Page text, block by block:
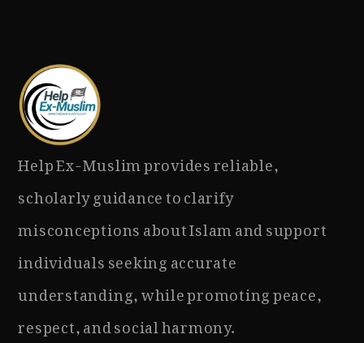
Help Ex-Muslim provides reliable,
scholarly guidance to clarify
misconceptions about Islam and support
individuals seeking accurate
understanding, while promoting peace,
respect, and social harmony.